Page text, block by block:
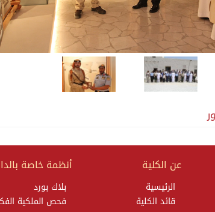
عن الكلية
الرئيسية
قائد الكلية
أنظمة خاصة
بلاك بورد
فحص الملكية